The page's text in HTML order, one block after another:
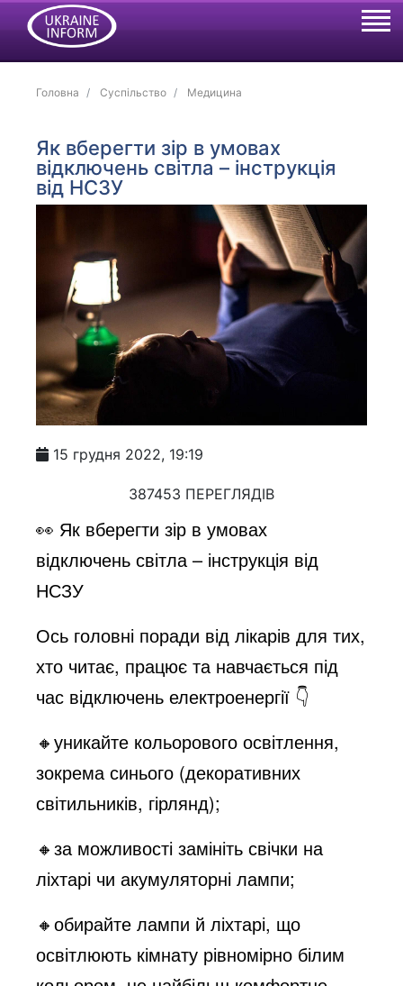
Головна Суспільство Медицина
Як вберегти зір в умовах
відключень світла – інструкція
від НСЗУ
15 грудня 2022, 19:19
387453 ПЕРЕГЛЯДІВ
👀 Як вберегти зір в умовах
відключень світла – інструкція від
НСЗУ
Ось головні поради від лікарів для тих,
хто читає, працює та навчається під
час відключень електроенергії 👇
🔸уникайте кольорового освітлення,
зокрема синього (декоративних
світильників, гірлянд);
🔸за можливості замініть свічки на
ліхтарі чи акумуляторні лампи;
🔸обирайте лампи й ліхтарі, що
освітлюють кімнату рівномірно білим